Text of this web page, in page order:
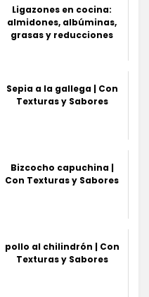
Ligazones en cocina:
almidones, albúminas,
grasas y reducciones
Sepia a la gallega | Con
Texturas y Sabores
Bizcocho capuchina |
Con Texturas y Sabores
pollo al chilindrón | Con
Texturas y Sabores